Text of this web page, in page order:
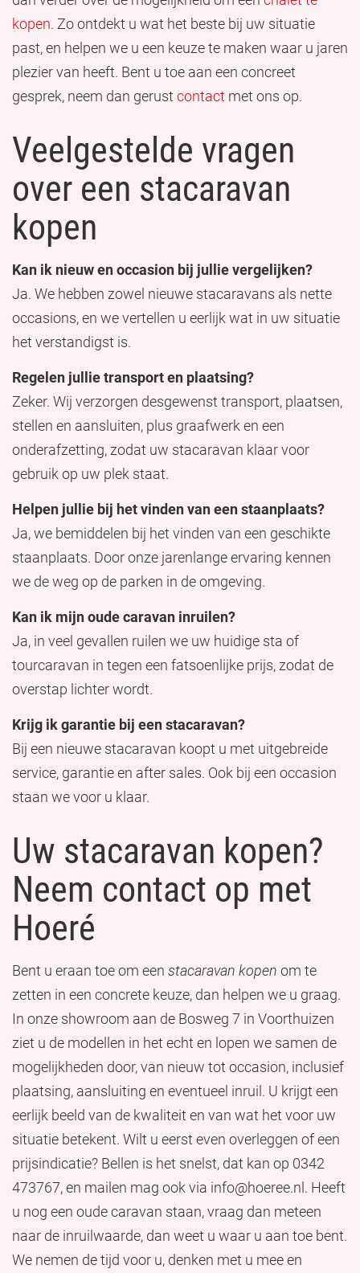
kopen. Zo ontdekt u wat het beste bij uw situatie
past, en helpen we u een keuze te maken waar u jaren
plezier van heeft. Bent u toe aan een concreet
gesprek, neem dan gerust contact met ons op.
Veelgestelde vragen
over een stacaravan
kopen
Kan ik nieuw en occasion bij jullie vergelijken?
Ja. We hebben zowel nieuwe stacaravans als nette
occasions, en we vertellen u eerlijk wat in uw situatie
het verstandigst is.
Regelen jullie transport en plaatsing?
Zeker. Wij verzorgen desgewenst transport, plaatsen,
stellen en aansluiten, plus graafwerk en een
onderafzetting, zodat uw stacaravan klaar voor
gebruik op uw plek staat.
Helpen jullie bij het vinden van een staanplaats?
Ja, we bemiddelen bij het vinden van een geschikte
staanplaats. Door onze jarenlange ervaring kennen
we de weg op de parken in de omgeving.
Kan ik mijn oude caravan inruilen?
Ja, in veel gevallen ruilen we uw huidige sta of
tourcaravan in tegen een fatsoenlijke prijs, zodat de
overstap lichter wordt.
Krijg ik garantie bij een stacaravan?
Bij een nieuwe stacaravan koopt u met uitgebreide
service, garantie en after sales. Ook bij een occasion
staan we voor u klaar.
Uw stacaravan kopen?
Neem contact op met
Hoeré
Bent u eraan toe om een stacaravan kopen om te
zetten in een concrete keuze, dan helpen we u graag.
In onze showroom aan de Bosweg 7 in Voorthuizen
ziet u de modellen in het echt en lopen we samen de
mogelijkheden door, van nieuw tot occasion, inclusief
plaatsing, aansluiting en eventueel inruil. U krijgt een
eerlijk beeld van de kwaliteit en van wat het voor uw
situatie betekent. Wilt u eerst even overleggen of een
prijsindicatie? Bellen is het snelst, dat kan op 0342
473767, en mailen mag ook via info@hoeree.nl. Heeft
u nog een oude caravan staan, vraag dan meteen
naar de inruilwaarde, dan weet u waar u aan toe bent.
We nemen de tijd voor u, denken met u mee en